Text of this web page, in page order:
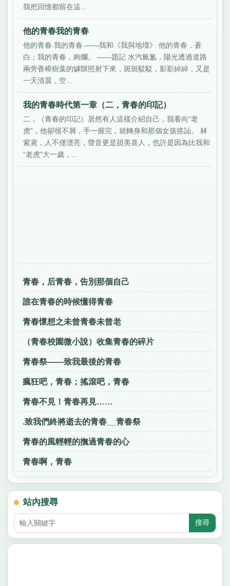
我把回憶都留在這...
他的青春我的青春
他的青春 我的青春 ——我和《我與地壇》 他的青春，蒼
白；我的青春，絢爛。 ——題記 水汽氤氳，陽光透過道路
兩旁香樟樹葉的罅隙照射下來，斑斑駁駁，影影綽綽，又是
一天清晨，空...
我的青春時代第一章（二，青春的印記）
二，（青春的印記）居然有人這樣介紹自己，我看向“老
虎”，他卻很不屑，手一握完，就轉身和那個女孩搭訕。 林
紫鳶，人不僅漂亮，聲音更是甜美喜人，也許是因為比我和
“老虎”大一歲，...
青春，后青春，告別那個自己
誰在青春的時候懂得青春
青春懷想之未曾青春未曾老
（青春校園微小說）收集青春的碎片
青春祭——致我最後的青春
瘋狂吧，青春；搖滾吧，青春
青春不見！青春再見……
.致我們終將逝去的青春__青春祭
青春的風輕輕的撫過青春的心
青春啊，青春
站內搜尋